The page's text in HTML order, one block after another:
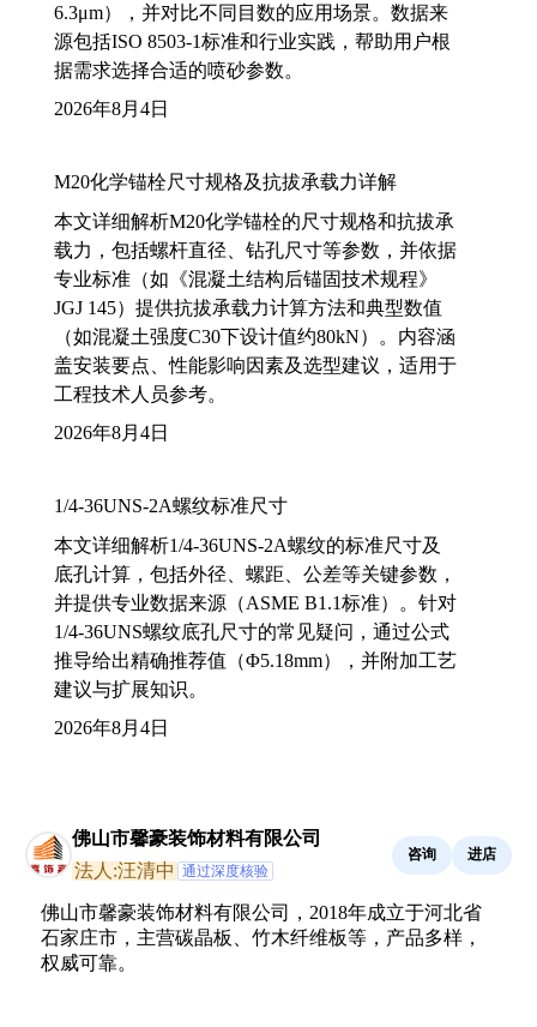
6.3μm），并对比不同目数的应用场景。数据来
源包括ISO 8503-1标准和行业实践，帮助用户根
据需求选择合适的喷砂参数。
2026年8月4日
M20化学锚栓尺寸规格及抗拔承载力详解
本文详细解析M20化学锚栓的尺寸规格和抗拔承
载力，包括螺杆直径、钻孔尺寸等参数，并依据
专业标准（如《混凝土结构后锚固技术规程》
JGJ 145）提供抗拔承载力计算方法和典型数值
（如混凝土强度C30下设计值约80kN）。内容涵
盖安装要点、性能影响因素及选型建议，适用于
工程技术人员参考。
2026年8月4日
1/4-36UNS-2A螺纹标准尺寸
本文详细解析1/4-36UNS-2A螺纹的标准尺寸及
底孔计算，包括外径、螺距、公差等关键参数，
并提供专业数据来源（ASME B1.1标准）。针对
1/4-36UNS螺纹底孔尺寸的常见疑问，通过公式
推导给出精确推荐值（Φ5.18mm），并附加工艺
建议与扩展知识。
2026年8月4日
佛山市馨豪装饰材料有限公司
法人:汪清中 通过深度核验
咨询 进店
佛山市馨豪装饰材料有限公司，2018年成立于河北省
石家庄市，主营碳晶板、竹木纤维板等，产品多样，
权威可靠。